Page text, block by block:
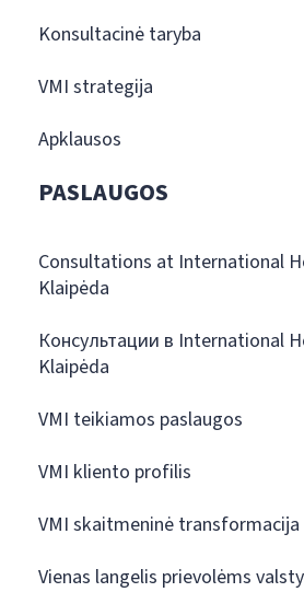
Konsultacinė taryba
VMI strategija
Apklausos
PASLAUGOS
Consultations at International
Klaipėda
Консультации в International
Klaipėda
VMI teikiamos paslaugos
VMI kliento profilis
VMI skaitmeninė transformacija
Vienas langelis prievolėms